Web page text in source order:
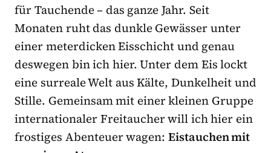
für Tauchende – das ganze Jahr. Seit
Monaten ruht das dunkle Gewässer unter
einer meterdicken Eisschicht und genau
deswegen bin ich hier. Unter dem Eis lockt
eine surreale Welt aus Kälte, Dunkelheit und
Stille. Gemeinsam mit einer kleinen Gruppe
internationaler Freitaucher will ich hier ein
frostiges Abenteuer wagen: Eistauchen mit